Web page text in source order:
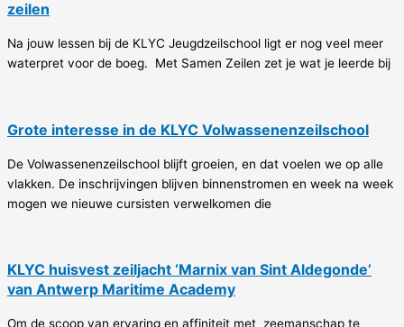
zeilen
Na jouw lessen bij de KLYC Jeugdzeilschool ligt er nog veel meer
waterpret voor de boeg. Met Samen Zeilen zet je wat je leerde bij
Grote interesse in de KLYC Volwassenenzeilschool
De Volwassenenzeilschool blijft groeien, en dat voelen we op alle
vlakken. De inschrijvingen blijven binnenstromen en week na week
mogen we nieuwe cursisten verwelkomen die
KLYC huisvest zeiljacht ‘Marnix van Sint Aldegonde’
van Antwerp Maritime Academy
Om de scoop van ervaring en affiniteit met zeemanschap te